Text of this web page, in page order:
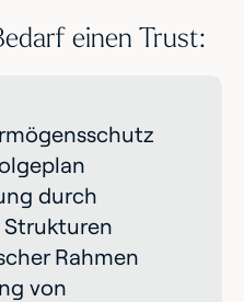
einen Trust:
durch
Rahmen
von